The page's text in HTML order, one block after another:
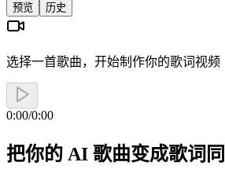
预览
历史
选择一首歌曲，开始制作你的歌词视频
0:00/0:00
把你的 AI 歌曲变成歌词